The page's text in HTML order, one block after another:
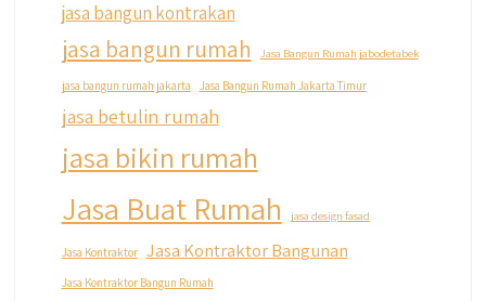
jasa bangun kontrakan
jasa bangun rumah Jasa Bangun Rumah jabodetabek
jasa bangun rumah jakarta Jasa Bangun Rumah Jakarta Timur
jasa betulin rumah
jasa bikin rumah
Jasa Buat Rumah jasa design fasad
Jasa Kontraktor Jasa Kontraktor Bangunan
Jasa Kontraktor Bangun Rumah